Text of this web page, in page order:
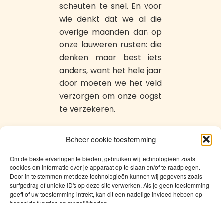
Beheer cookie toestemming
Om de beste ervaringen te bieden, gebruiken wij technologieën zoals
cookies om informatie over je apparaat op te slaan en/of te raadplegen.
Door in te stemmen met deze technologieën kunnen wij gegevens zoals
surfgedrag of unieke ID's op deze site verwerken. Als je geen toestemming
geeft of uw toestemming intrekt, kan dit een nadelige invloed hebben op
scheuten te snel. En voor
wie denkt dat we al die
overige maanden dan op
onze lauweren rusten: die
denken maar best iets
anders, want het hele jaar
door moeten we het veld
verzorgen om onze oogst
te verzekeren.
Ik heb er hier al veel op
het veld zien toekomen.
Maar voor ze er goed en
wel aan begonnen
waren, gaven ze er al de